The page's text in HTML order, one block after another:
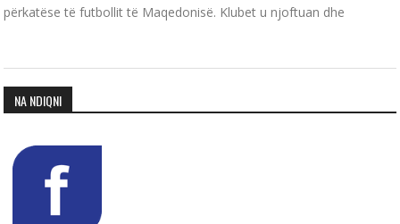
përkatëse të futbollit të Maqedonisë. Klubet u njoftuan dhe
NA NDIQNI